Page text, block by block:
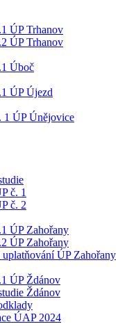
ÚP Trhanov
ÚP Trhanov
Úboč
ÚP Újezd
1 ÚP Únějovice
č. 1
č. 2
ÚP Zahořany
ÚP Zahořany
uplatňování ÚP Zahořany
ÚP Ždánov
Ždánov
ÚAP 2024